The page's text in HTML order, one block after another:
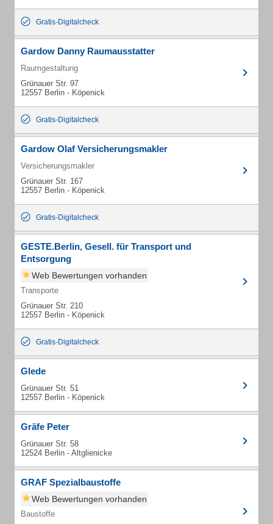
Gratis-Digitalcheck
Gardow Danny Raumausstatter
Raumgestaltung
Grünauer Str. 97
12557 Berlin - Köpenick
Gratis-Digitalcheck
Gardow Olaf Versicherungsmakler
Versicherungsmakler
Grünauer Str. 167
12557 Berlin - Köpenick
Gratis-Digitalcheck
GESTE.Berlin, Gesell. für Transport und
Entsorgung
Web Bewertungen vorhanden
Transporte
Grünauer Str. 210
12557 Berlin - Köpenick
Gratis-Digitalcheck
Glede
Grünauer Str. 51
12557 Berlin - Köpenick
Gräfe Peter
Grünauer Str. 58
12524 Berlin - Altglienicke
GRAF Spezialbaustoffe
Web Bewertungen vorhanden
Baustoffe